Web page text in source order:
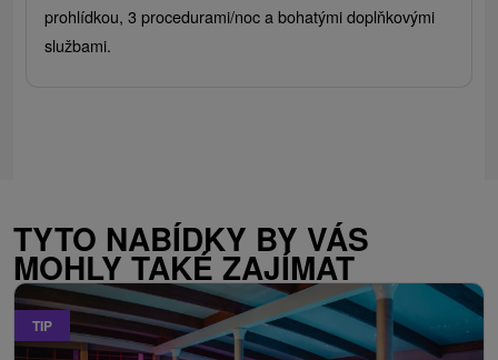
prohlídkou, 3 procedurami/noc a bohatými doplňkovými
službami.
TYTO NABÍDKY BY VÁS
MOHLY TAKÉ ZAJÍMAT
TIP